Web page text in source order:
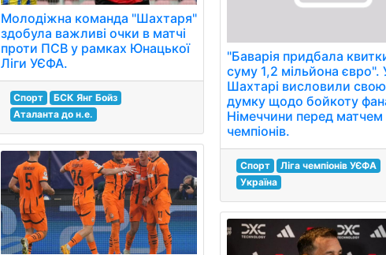
Молодіжна команда "Шахтаря"
здобула важливі очки в матчі
проти ПСВ у рамках Юнацької
Ліги УЄФА.
Спорт
БСК Янг Бойз
Аталанта до н.е.
"Баварія придбала
суму 1,2 мільйона євро".
Шахтарі висловили свою
думку щодо бойкоту
Німеччини перед матчем
чемпіонів.
Спорт
Ліга чемпіонів УЄФА
Україна